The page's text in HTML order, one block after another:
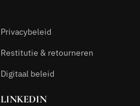
Privacybeleid
Restitutie & retourneren
Digitaal beleid
LINKEDIN